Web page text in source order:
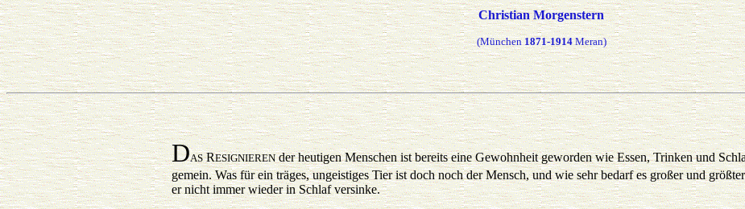
Christian Morgenstern
(München1871-1914Meran)
DASRESIGNIERENder heutigen Menschen ist bereits eine Gewohnheit geworden wie Essen, Trinken und
gemein. Was für ein träges, ungeistiges Tier ist doch noch der Mensch, und wie sehr bedarf es großer und
er nicht immer wieder in Schlaf versinke.